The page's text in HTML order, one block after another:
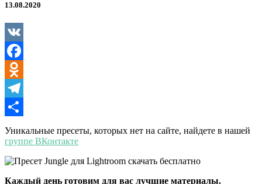
13.08.2020
VK
Facebook
Odnoklassniki
Telegram
Отправить
Уникальные пресеты, которых нет на сайте, найдете в нашей
группе ВКонтакте
Каждый день готовим для вас лучшие материалы.